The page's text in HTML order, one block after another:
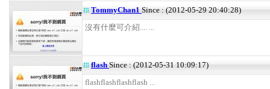
TommyChan1 Since : (2012-05-29 20:40:28)
沒有什麼可介紹.... ...
flash Since : (2012-05-31 10:09:17)
flashflashflashflash ...